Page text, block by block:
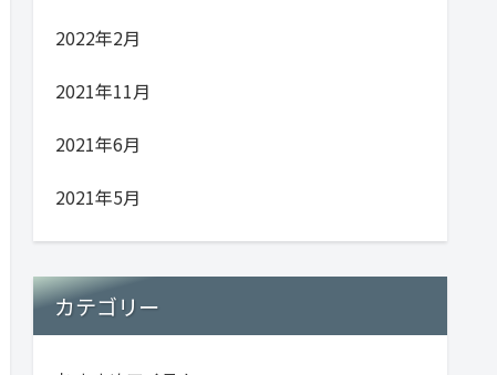
2022年2月
2021年11月
2021年6月
2021年5月
カテゴリー